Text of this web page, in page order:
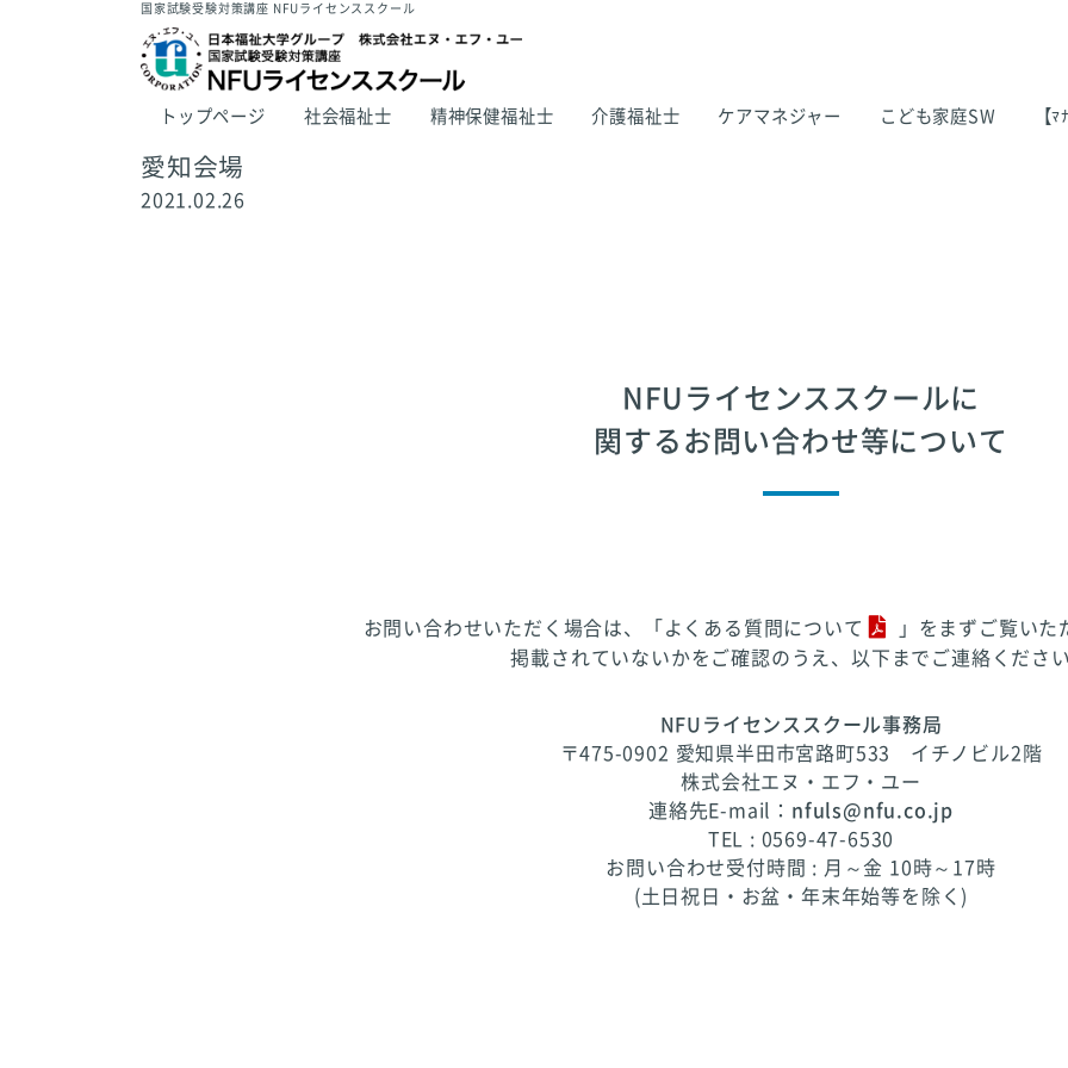
国家試験受験対策講座 NFUライセンススクール
トップページ 社会福祉士 精神保健福祉士 介護福祉士 ケアマネジャー こども家庭SW 【
愛知会場
2021.02.26
NFUライセンススクールに
関するお問い合わせ等について
お問い合わせいただく場合は、「 よくある質問について
」をまずご覧いた
掲載されていないかをご確認のうえ、以下までご連絡ください
NFUライセンススクール事務局
〒475-0902 愛知県半田市宮路町533 イチノビル2階
株式会社エヌ・エフ・ユー
連絡先E-mail： nfuls@nfu.co.jp
TEL : 0569-47-6530
お問い合わせ受付時間 : 月～金 10時～17時
(土日祝日・お盆・年末年始等を除く)